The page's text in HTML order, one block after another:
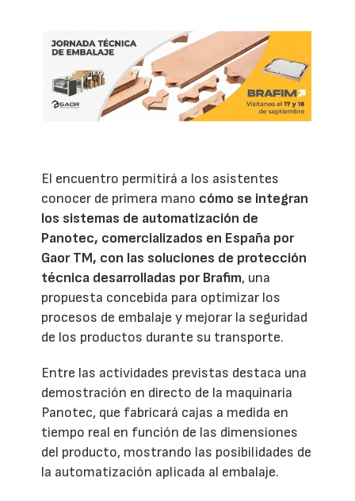
El encuentro permitirá a los asistentes
conocer de primera mano cómo se integran
los sistemas de automatización de
Panotec, comercializados en España por
Gaor TM, con las soluciones de protección
técnica desarrolladas por Brafim, una
propuesta concebida para optimizar los
procesos de embalaje y mejorar la seguridad
de los productos durante su transporte.
Entre las actividades previstas destaca una
demostración en directo de la maquinaria
Panotec, que fabricará cajas a medida en
tiempo real en función de las dimensiones
del producto, mostrando las posibilidades de
la automatización aplicada al embalaje.